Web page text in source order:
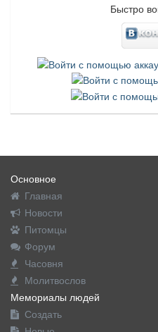
Быстро
Основное
Главная
Новости
Питомцы
Форум
Часовня
Молитвослов
Мемориалы людей
Создать